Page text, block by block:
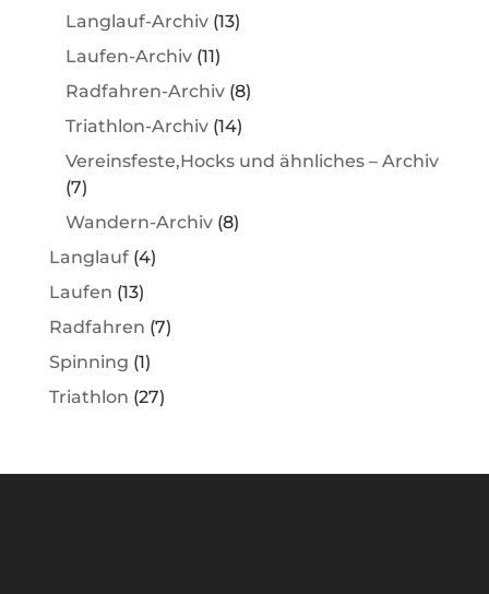
Langlauf-Archiv(13)
Laufen-Archiv(11)
Radfahren-Archiv(8)
Triathlon-Archiv(14)
Vereinsfeste,Hocks und ähnliches – Archiv
(7)
Wandern-Archiv(8)
Langlauf(4)
Laufen (13)
Radfahren (7)
Spinning (1)
Triathlon (27)